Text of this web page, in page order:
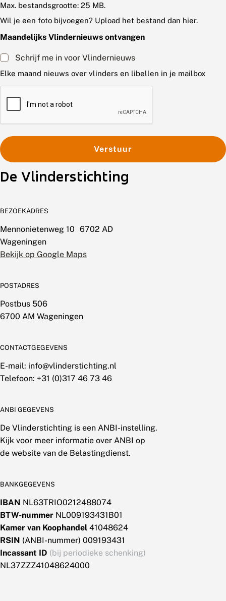
Max. bestandsgrootte: 25 MB.
Wil je een foto bijvoegen? Upload het bestand dan hier.
Maandelijks Vlindernieuws ontvangen
Schrijf me in voor Vlindernieuws
Elke maand nieuws over vlinders en libellen in je mailbox
C
C
A
Verstuur
De Vlinderstichting
BEZOEKADRES
Mennonietenweg 10 6702 AD
Wageningen
Bekijk op Google Maps
POSTADRES
Postbus 506
6700 AM Wageningen
CONTACTGEGEVENS
E-mail: info@vlinderstichting.nl
Telefoon: +31 (0)317 46 73 46
ANBI GEGEVENS
De Vlinderstichting is een ANBI-instelling.
Kijk voor meer informatie over ANBI op
de website van de Belastingdienst.
BANKGEGEVENS
IBAN NL63TRIO0212488074
BTW-nummer NL009193431B01
Kamer van Koophandel 41048624
RSIN (ANBI-nummer) 009193431
Incassant ID (bij periodieke schenking)
NL37ZZZ41048624000